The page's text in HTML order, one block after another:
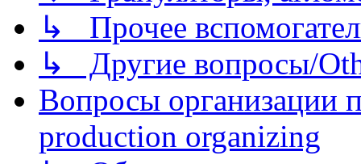
↳ Прочее
↳ Другие вопросы/
Вопросы организации
production organizing